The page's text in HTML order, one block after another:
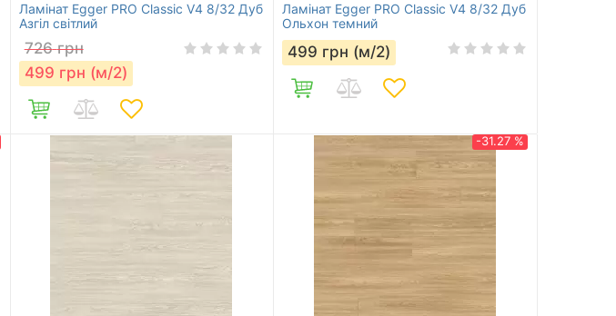
Ламінат Egger PRO Classic V4 8/32 Дуб
Азгіл світлий
726 грн
499 грн (м/2)
Ламінат Egger PRO Classic V4 8/32 Дуб
Ольхон темний
499 грн (м/2)
-31.27 %